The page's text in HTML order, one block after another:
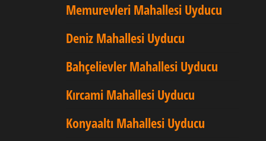
Memurevleri Mahallesi Uyducu
Deniz Mahallesi Uyducu
Bahçelievler Mahallesi Uyducu
Kırcami Mahallesi Uyducu
Konyaaltı Mahallesi Uyducu